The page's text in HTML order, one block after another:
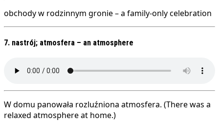
obchody w rodzinnym gronie – a family-only celebration
7. nastrój; atmosfera – an atmosphere
W domu panowała rozluźniona atmosfera. (There was a
relaxed atmosphere at home.)